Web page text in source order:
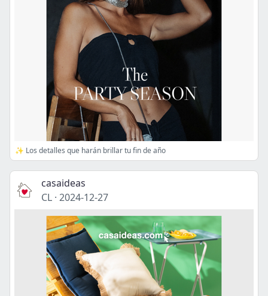
✨ Los detalles que harán brillar tu fin de año
casaideas
CL · 2024-12-27